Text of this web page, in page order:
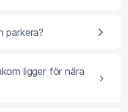
parkera?
ligger för nära